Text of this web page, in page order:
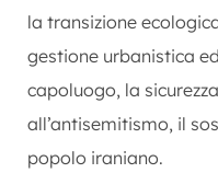
la transizione
gestione urbanistica
capoluogo, la
all’antisemitismo, il
popolo iraniano.